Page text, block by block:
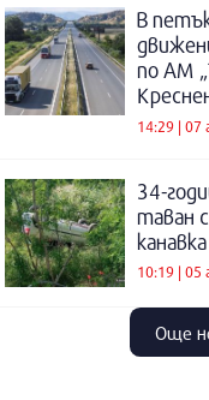
В
по АМ
14:29 | 07
34-
таван
10:19 | 05
Още